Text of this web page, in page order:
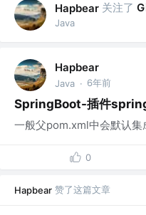
Hapbear 关注了
Java
Hapbear
Java · 6年前
SpringBoot-插件
一般父pom.xml中会默认集
0
Hapbear 赞了这篇文章